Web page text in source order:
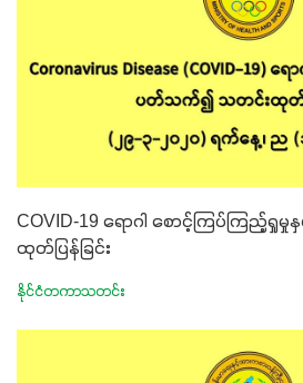
COVID-19 ရောဂါ စောင့်ကြပ်ကြ
ထုတ်ပြန်ခြင်း
နိုင်ငံတကာသတင်း